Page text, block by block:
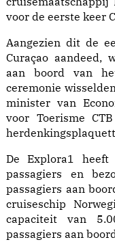
voor de eerste keer
Aangezien dit de
Curaçao aandeed,
aan boord van
ceremonie
minister van
voor Toerisme
De Explora1
passagiers en
passagiers aan
cruiseschip
capaciteit van
passagiers aan